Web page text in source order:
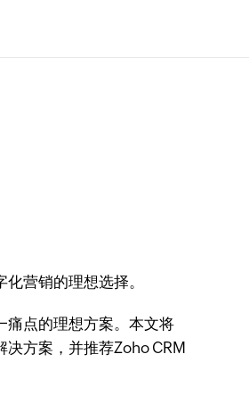
营销的理想选择。
痛点的理想方案。本文将
方案，并推荐Zoho CRM